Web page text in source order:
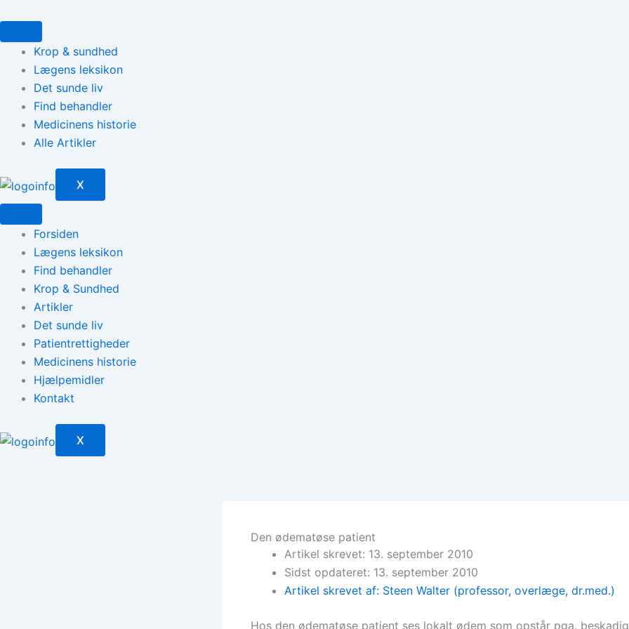
til
indholdetKrop & sundhed
Lægens leksikon
Det sunde liv
Find behandler
Medicinens historie
Alle Artikler
X
Forsiden
Lægens leksikon
Find behandler
Krop & Sundhed
Artikler
Det sunde liv
Patientrettigheder
Medicinens historie
Hjælpemidler
Kontakt
X
Den ødematøse patient
Artikel skrevet: 13. september 2010
Sidst opdateret: 13. september 2010
Artikel skrevet af: Steen Walter (professor, overlæge, dr.med.)
Hos den ødematøse patient ses lokalt ødem som opstår pga.